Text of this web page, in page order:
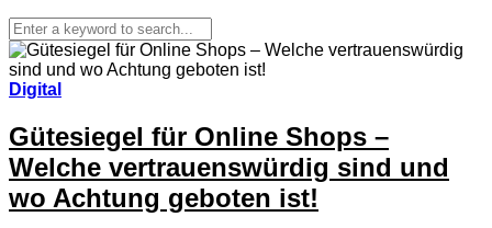
Digital
Gütesiegel für Online Shops –
Welche vertrauenswürdig sind und
wo Achtung geboten ist!